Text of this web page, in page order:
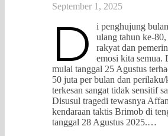
September 1, 2025
D
i penghujung
ulang tahun ke-
rakyat dan
emosi kita semua.
mulai tanggal 25 Agustus
50 juta per bulan dan
terkesan sangat tidak sensitif
Disusul tragedi tewasnya
kendaraan taktis Brimob di
tanggal 28 Agustus 2025.…